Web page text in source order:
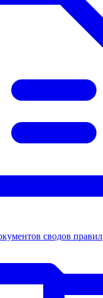
сводов правил